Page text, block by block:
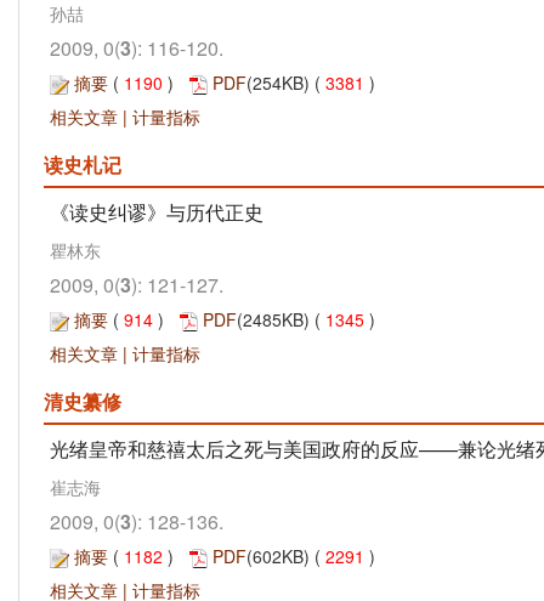
孙喆
2009, 0(3): 116-120.
摘要 ( 1190 ) PDF(254KB) ( 3381 )
相关文章 | 计量指标
读史札记
《读史纠谬》与历代正史
瞿林东
2009, 0(3): 121-127.
摘要 ( 914 ) PDF(2485KB) ( 1345 )
相关文章 | 计量指标
清史纂修
光绪皇帝和慈禧太后之死与美国政府的反应——兼论光绪
崔志海
2009, 0(3): 128-136.
摘要 ( 1182 ) PDF(602KB) ( 2291 )
相关文章 | 计量指标